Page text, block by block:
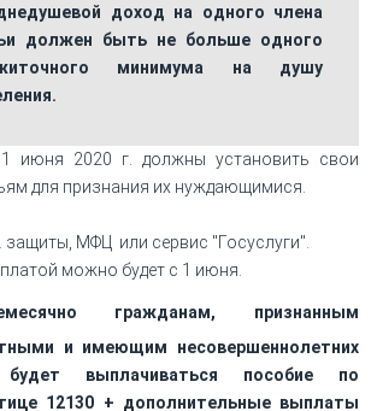
доход на одного члена
должен быть не больше одного
минимума на душу
июня 2020 г. должны установить свои
для признания их нуждающимися.
защиты, МФЦ или сервис "Госуслуги".
можно будет с 1 июня.
гражданам, признанным
и имеющим несовершеннолетних
выплачиваться пособие по
12130 + дополнительные выплаты